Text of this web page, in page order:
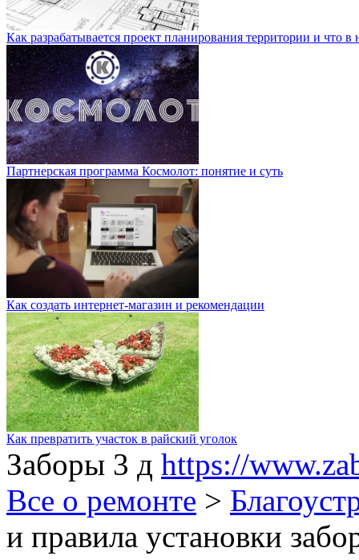
Как разрабатывается проект планирования территории и что в
Партнерская программа Космолот: понятие и суть
Как создать интернет-магазин и рекомендации
Как превратить участок в райский уголок
Заборы 3 д https://
Все о ремонте >
и правила установки